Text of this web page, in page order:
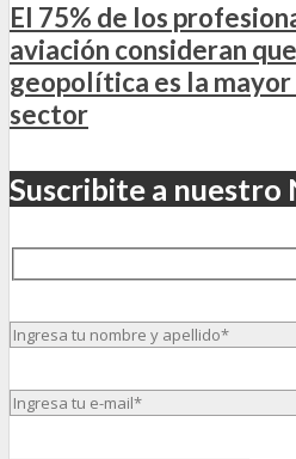
El 75% de los
aviación consideran
geopolítica es la mayor
sector
Suscribite a